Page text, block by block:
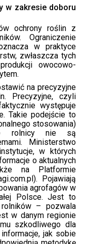
w zakresie doboru
ochrony roślin z
Ograniczenie
w praktyce
zwłaszcza tych
owocowo-
na precyzyjne
Precyzyjne, czyli
występuje
Takie podejście to
stosowania)
rolnicy nie są
Ministerstwo
w których
o aktualnych
na Platformie
Pojawiają
agrofagów w
Polsce. Jest to
– pozwala
w danym regionie
szkodliwego dla
jak sobie